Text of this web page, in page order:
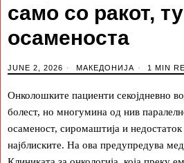
само со ракот,
осаменоста
JUNE 2, 2026 МАКЕДОНИЈА 1 MIN
Онколошките пациенти секојдневно
болест, но многумина од нив
осаменост, сиромаштија и
најблиските. На ова предупредува